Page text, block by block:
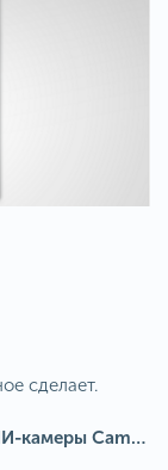
сделает.
Стратегия нулевого травматизма: как ИИ-камеры Camkord снижают риск наезда на пешехода при работе на погрузчике